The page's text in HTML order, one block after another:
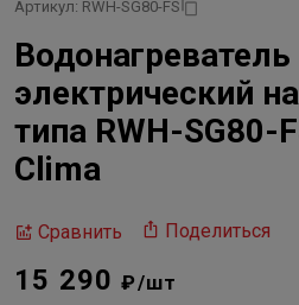
Артикул: RWH-SG80-FS
Водонагреватель
электрический
типа RWH-SG80-
Clima
Сравнить Поделиться
15 290₽/шт